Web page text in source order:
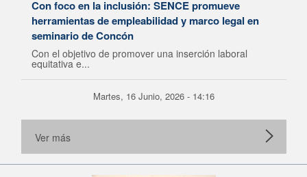
Con foco en la inclusión: SENCE promueve
herramientas de empleabilidad y marco legal en
seminario de Concón
Con el objetivo de promover una inserción laboral
equitativa e...
Martes, 16 Junio, 2026 - 14:16
Ver más